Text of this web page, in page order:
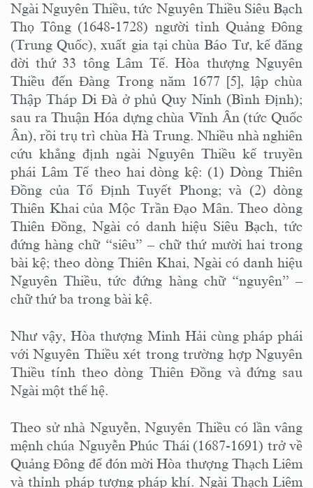
Ngài Nguyên Thiều, tức Nguyên Thiều Siêu Bạch
Thọ Tông (1648-1728) người tỉnh Quảng Đông
(Trung Quốc), xuất gia tại chùa Báo Tư, kế đăng
đời thứ 33 tông Lâm Tế. Hòa thượng Nguyên
Thiều đến Đàng Trong năm 1677 [5], lập chùa
Thập Tháp Di Đà ở phủ Quy Ninh (Bình Định);
sau ra Thuận Hóa dựng chùa Vĩnh Ân (tức Quốc
Ân), rồi trụ trì chùa Hà Trung. Nhiều nhà nghiên
cứu khẳng định ngài Nguyên Thiều kế truyền
phái Lâm Tế theo hai dòng kệ: (1) Dòng Thiên
Đồng của Tổ Định Tuyết Phong; và (2) dòng
Thiên Khai của Mộc Trần Đạo Mân. Theo dòng
Thiên Đồng, Ngài có danh hiệu Siêu Bạch, tức
đứng hàng chữ “siêu” – chữ thứ mười hai trong
bài kệ; theo dòng Thiên Khai, Ngài có danh hiệu
Nguyên Thiều, tức đứng hàng chữ “nguyên” –
chữ thứ ba trong bài kệ.
Như vậy, Hòa thượng Minh Hải cùng pháp phái
với Nguyên Thiều xét trong trường hợp Nguyên
Thiều tính theo dòng Thiên Đồng và đứng sau
Ngài một thế hệ.
Theo sử nhà Nguyễn, Nguyên Thiều có lần vâng
mệnh chúa Nguyễn Phúc Thái (1687-1691) trở về
Quảng Đông để đón mời Hòa thượng Thạch Liêm
và thỉnh pháp tượng pháp khí. Ngài Thạch Liêm